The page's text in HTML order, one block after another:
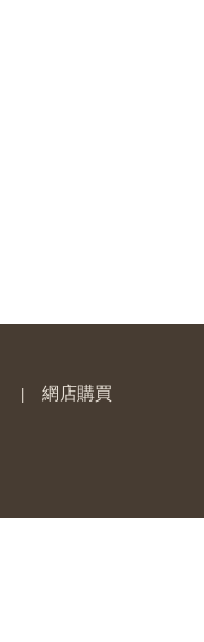
網店購買